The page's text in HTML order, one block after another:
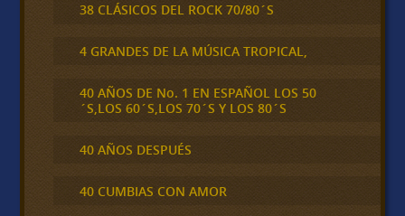
38 CLÁSICOS DEL ROCK 70/80´S
4 GRANDES DE LA MÚSICA TROPICAL,
40 AÑOS DE No. 1 EN ESPAÑOL LOS 50
´S,LOS 60´S,LOS 70´S Y LOS 80´S
40 AÑOS DESPUÉS
40 CUMBIAS CON AMOR